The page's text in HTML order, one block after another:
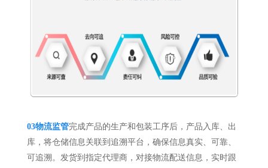
03物流监管完成产品的生产和包装工序后，产品入库、出
库，将仓储信息关联到追溯平台，确保信息真实、可靠、
可追溯。发货到指定代理商，对接物流配送信息，实时跟